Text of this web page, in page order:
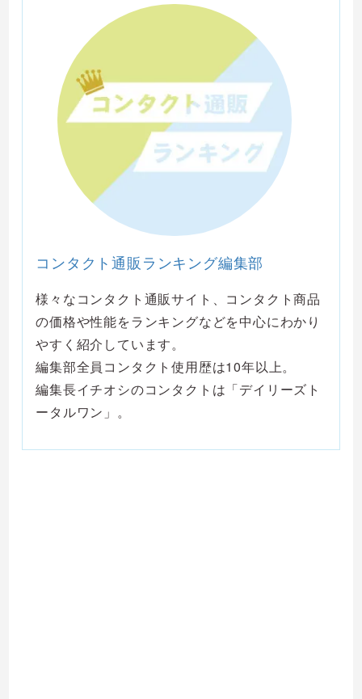
コンタクト通販ランキング編集部
様々なコンタクト通販サイト、コンタクト商品
の価格や性能をランキングなどを中心にわかり
やすく紹介しています。
編集部全員コンタクト使用歴は10年以上。
編集長イチオシのコンタクトは「デイリーズト
ータルワン」。